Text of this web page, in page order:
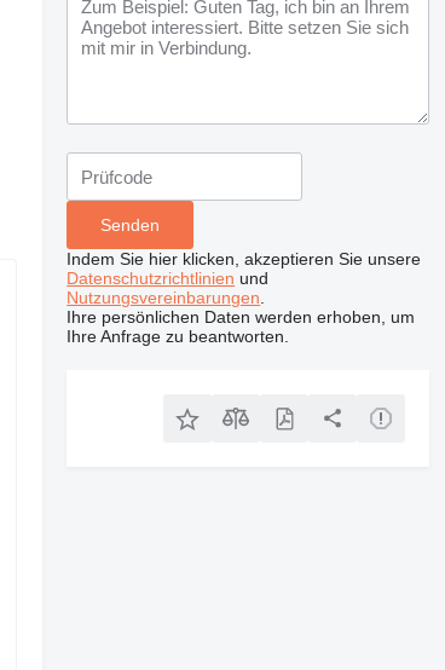
Indem Sie hier klicken, akzeptieren Sie unsere
Datenschutzrichtlinien und
Nutzungsvereinbarungen
Ihre persönlichen Daten werden erhoben, um
Ihre Anfrage zu beantworten.